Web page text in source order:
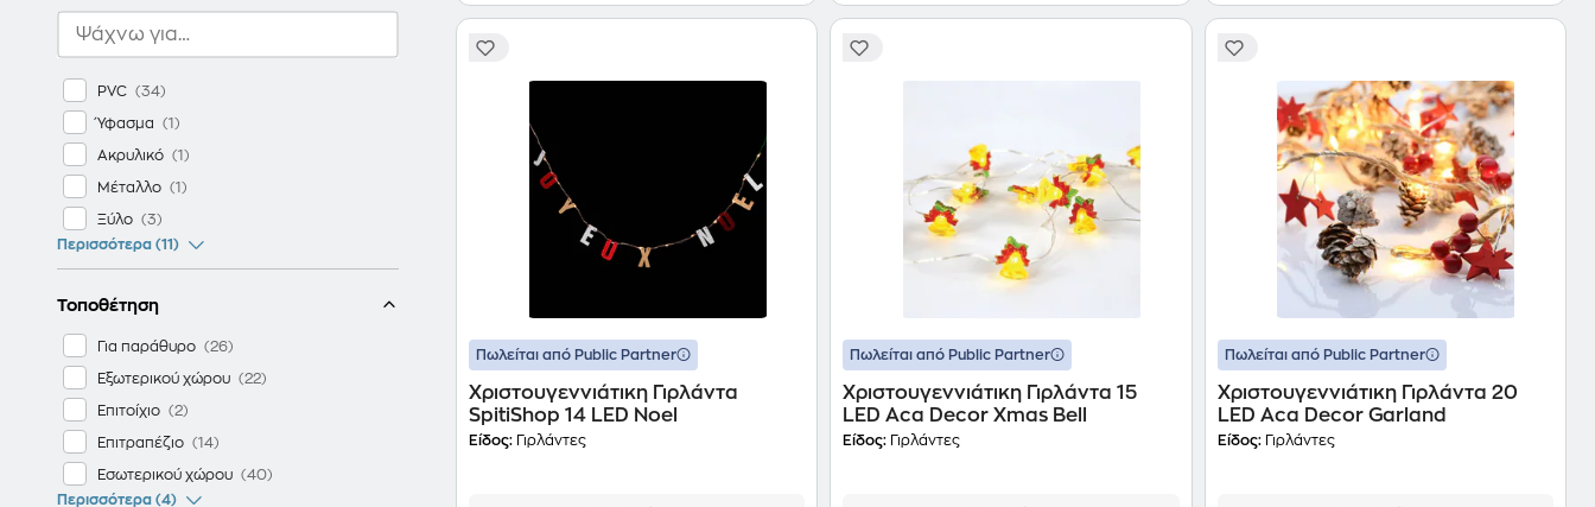
Λάμπα & λαμπάκια
Μπωλ
Ξωτικά
Σκούφοι
PVC
Ύφασμα
Ακρυλικό
Μέταλλο
Ξύλο
Περισσότερα (11)
Τοποθέτηση
Για παράθυρο
Εξωτερικού χώρου
Επιτοίχιο
Επιτραπέζιο
Εσωτερικού χώρου
Περισσότερα (4)
Πωλείται από Public Partner
Χριστουγεννιάτικη Γιρλάντα
SpitiShop 14 LED Noel
Είδος: Γιρλάντες
Πωλείται από Public Partner
Χριστουγεννιάτικη Γιρλάντα 15
LED Aca Decor Xmas Bell
Είδος: Γιρλάντες
Πωλείται από Public Partner
Χριστουγεννιάτικη Γιρλάντα 20
LED Aca Decor Garland
Είδος:Γιρλάντες